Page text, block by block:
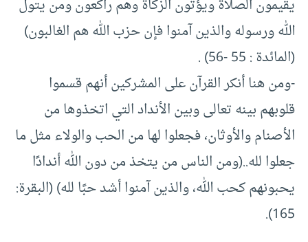
يقيمون الصلاة ويؤتون الزكاة وهم راكعون ومن يتول
الله ورسوله والذين آمنوا فإن حزب الله هم الغالبون)
(المائدة : 55 -56) .
-ومن هنا أنكر القرآن على المشركين أنهم قسموا
قلوبهم بينه تعالى وبين الأنداد التي اتخذوها من
الأصنام والأوثان، فجعلوا لها من الحب والولاء مثل ما
جعلوا لله..(ومن الناس من يتخذ من دون الله أندادًا
يحبونهم كحب الله، والذين آمنوا أشد حبًا لله) (البقرة:
165).